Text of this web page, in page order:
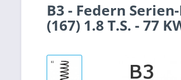
B3 - Federn
(167) 1.8 T.S. - 77